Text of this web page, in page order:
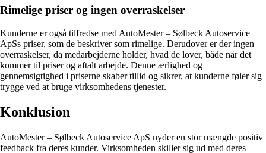
Rimelige priser og ingen overraskelser
Kunderne er også tilfredse med AutoMester – Sølbeck Autoservice
ApSs priser, som de beskriver som rimelige. Derudover er der ingen
overraskelser, da medarbejderne holder, hvad de lover, både når det
kommer til priser og aftalt arbejde. Denne ærlighed og
gennemsigtighed i priserne skaber tillid og sikrer, at kunderne føler sig
trygge ved at bruge virksomhedens tjenester.
Konklusion
AutoMester – Sølbeck Autoservice ApS nyder en stor mængde positiv
feedback fra deres kunder. Virksomheden skiller sig ud med deres